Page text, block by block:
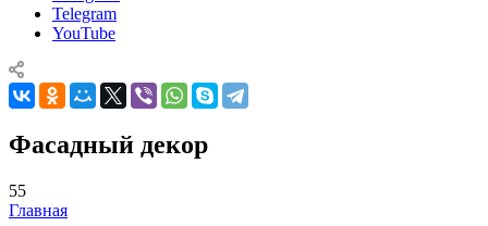
Telegram
YouTube
Фасадный декор
55
Главная